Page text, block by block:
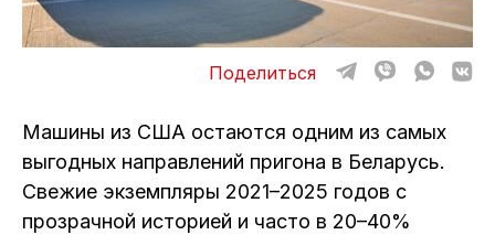
Поделиться
Машины из США остаются одним из самых
выгодных направлений пригона в Беларусь.
Свежие экземпляры 2021–2025 годов с
прозрачной историей и часто в 20–40%